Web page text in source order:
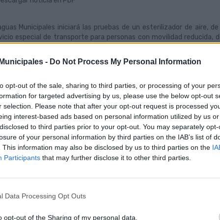
- Do Not Process My Personal Information
opt-out of the sale, sharing to third parties, or processing of your
for targeted advertising by us, please use the below opt-out
selection. Please note that after your opt-out request is processed
interest-based ads based on personal information utilized by us
to third parties prior to your opt-out. You may separately
of your personal information by third parties on the IAB’s list of
This information may also be disclosed by us to third parties on the
Participants that may further disclose it to other third parties.
Data Processing Opt Outs
opt-out of the Sharing of my personal data.
Municipales iniciará las pruebas de un esterilizador de aire,
especial de transporte para personas con movilidad reducida,
municipal examinará las funcionalidades de este aparato
que ya ha aplicado a bordo desde el inicio de la pandemia.
de Sanity Air, Miguel Hernández Lantigua, hizo entrega
Rodríguez, de un aparato esterilizador de aire -diseñado
y acreditaciones europeas de seguridad eléctrica,
de higienización del aire propuesto por Sanity Air, en
filtros de carbono activo, al tiempo que todo el volumen de
de patógenos. El fabricante acredita que no se añaden
la salud.
Municipales recupera la
del pago directo desde el
por